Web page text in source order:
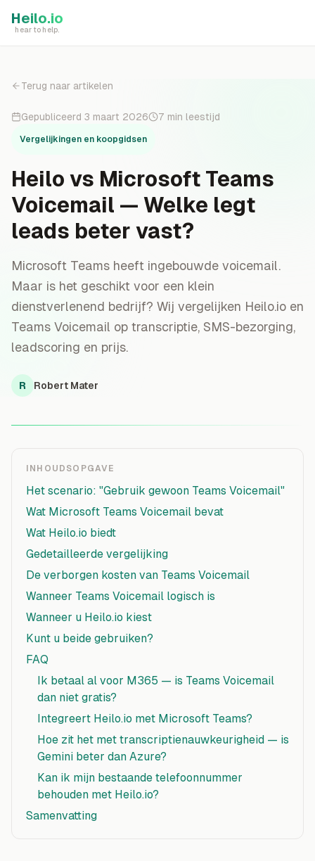
Heilo.io
hear to help.
Terug naar artikelen
Gepubliceerd 3 maart 2026 7 min leestijd
Vergelijkingen en koopgidsen
Heilo vs Microsoft Teams
Voicemail — Welke legt
leads beter vast?
Microsoft Teams heeft ingebouwde voicemail.
Maar is het geschikt voor een klein
dienstverlenend bedrijf? Wij vergelijken Heilo.io en
Teams Voicemail op transcriptie, SMS-bezorging,
leadscoring en prijs.
R Robert Mater
INHOUDSOPGAVE
Het scenario: "Gebruik gewoon Teams Voicemail"
Wat Microsoft Teams Voicemail bevat
Wat Heilo.io biedt
Gedetailleerde vergelijking
De verborgen kosten van Teams Voicemail
Wanneer Teams Voicemail logisch is
Wanneer u Heilo.io kiest
Kunt u beide gebruiken?
FAQ
Ik betaal al voor M365 — is Teams Voicemail
dan niet gratis?
Integreert Heilo.io met Microsoft Teams?
Hoe zit het met transcriptienauwkeurigheid — is
Gemini beter dan Azure?
Kan ik mijn bestaande telefoonnummer
behouden met Heilo.io?
Samenvatting